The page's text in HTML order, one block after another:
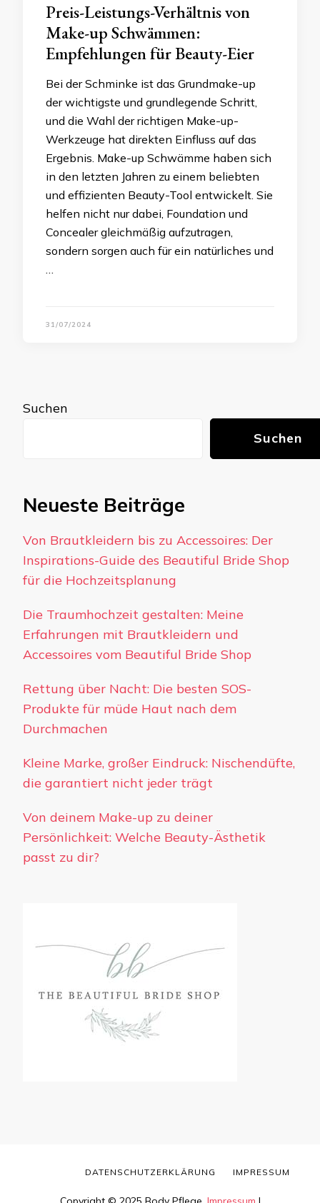
Preis-Leistungs-Verhältnis von
Make-up Schwämmen:
Empfehlungen für Beauty-Eier
Bei der Schminke ist das Grundmake-up
der wichtigste und grundlegende Schritt,
und die Wahl der richtigen Make-up-
Werkzeuge hat direkten Einfluss auf das
Ergebnis. Make-up Schwämme haben sich
in den letzten Jahren zu einem beliebten
und effizienten Beauty-Tool entwickelt. Sie
helfen nicht nur dabei, Foundation und
Concealer gleichmäßig aufzutragen,
sondern sorgen auch für ein natürliches und
…
31/07/2024
Suchen
Suchen
Neueste Beiträge
Von Brautkleidern bis zu Accessoires: Der
Inspirations-Guide des Beautiful Bride Shop
für die Hochzeitsplanung
Die Traumhochzeit gestalten: Meine
Erfahrungen mit Brautkleidern und
Accessoires vom Beautiful Bride Shop
Rettung über Nacht: Die besten SOS-
Produkte für müde Haut nach dem
Durchmachen
Kleine Marke, großer Eindruck: Nischendüfte,
die garantiert nicht jeder trägt
Von deinem Make-up zu deiner
Persönlichkeit: Welche Beauty-Ästhetik
passt zu dir?
DATENSCHUTZERKLÄRUNG IMPRESSUM